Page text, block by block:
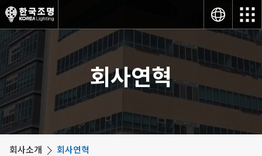
회사연혁
회사소개 회사연혁